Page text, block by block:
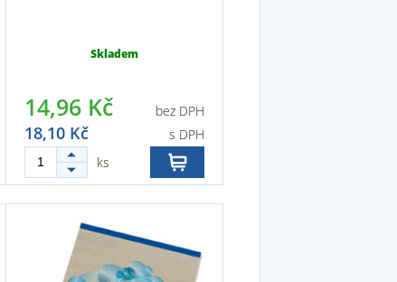
Skladem
14,96 Kč bez DPH
18,10 Kč
s DPH
ks